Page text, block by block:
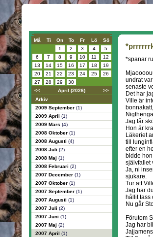
Må Ti On To Fr Lö
Sö
1
2 3 4
5
6
7 8 9 10 11
12
13
14 15 16 17 18
19
20
21 22 23 24 25
26
27
28 29
30
<<
April (2026)
>>
Arkiv
2009 September (1)
2009 April (1)
2009 Mars (4)
2008 Oktober (1)
2008 Augusti (4)
2008 Juli (2)
2008 Maj (1)
2008 Februari (2)
2007 December (1)
2007 Oktober (1)
2007 September (1)
2007 Augusti (1)
2007 Juli (2)
2007 Juni (1)
2007 Maj (2)
2007 April (1)
*spanar
undrat
senaste
Det har
Ville är
Jag får
Hon är
Läkeriet
till
efter en
bidde
självfallet
Ja, ni
sjukare.
Tur att
Jag har
hållit tass
Nu går
Förutom
Jag har